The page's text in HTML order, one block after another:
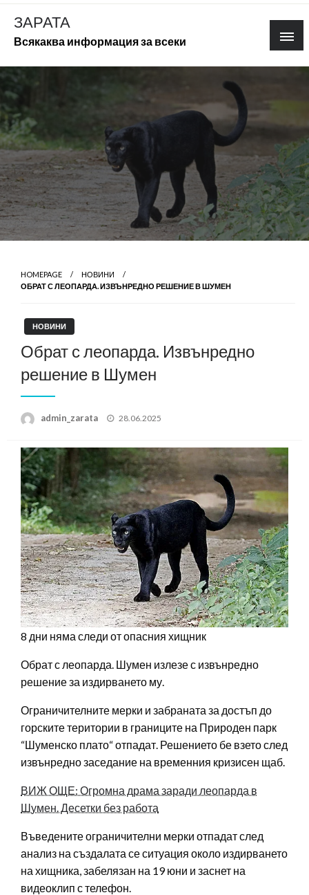
Skip
content
ЗАРАТА
Всякаква информация за всеки
HOMEPAGE
НОВИНИ
ОБРАТ С ЛЕОПАРДА. ИЗВЪНРЕДНО РЕШЕНИЕ В ШУМЕН
НОВИНИ
Обрат с леопарда. Извънредно
решение в Шумен
admin_zarata
Posted
28.06.2025
8 дни няма следи от опасния хищник
Обрат с леопарда. Шумен излезе с извънредно
решение за издирването му.
Ограничителните мерки и забраната за достъп до
горските територии в границите на Природен парк
“Шуменско плато“ отпадат. Решението бе взето след
извънредно заседание на временния кризисен щаб.
ВИЖ ОЩЕ: Огромна драма заради леопарда в
Шумен. Десетки без работа
Въведените ограничителни мерки отпадат след
анализ на създалата се ситуация около издирването
на хищника, забелязан на 19 юни и заснет на
видеоклип с телефон.